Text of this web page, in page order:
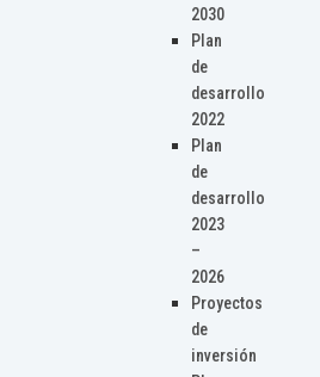
2030
Plan
de
desarrollo
2022
Plan
de
desarrollo
2023
–
2026
Proyectos
de
inversión